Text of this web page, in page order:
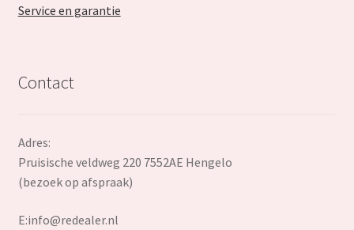
Service en garantie
Contact
Adres:
Pruisische veldweg 220 7552AE Hengelo
(bezoek op afspraak)
E:info@redealer.nl